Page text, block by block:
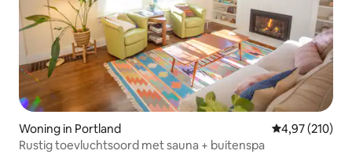
Woning in Portland Gemiddelde
4,97 (210)
Rustig toevluchtsoord met sauna + buitenspa